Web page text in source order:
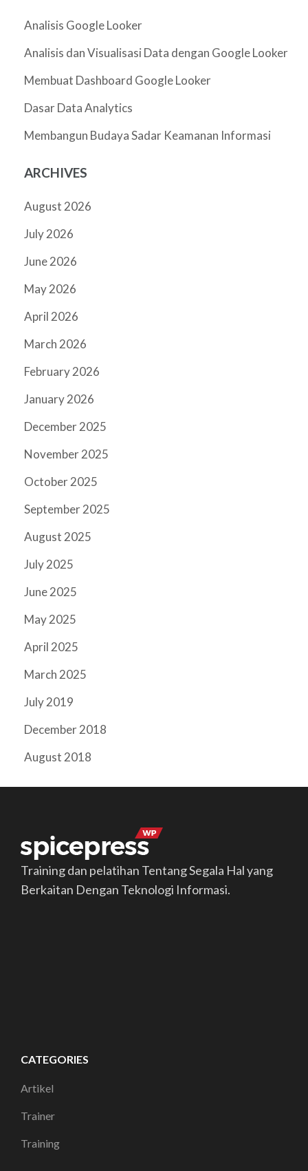
Analisis Google Looker
Analisis dan Visualisasi Data dengan Google Looker
Membuat Dashboard Google Looker
Dasar Data Analytics
Membangun Budaya Sadar Keamanan Informasi
ARCHIVES
August 2026
July 2026
June 2026
May 2026
April 2026
March 2026
February 2026
January 2026
December 2025
November 2025
October 2025
September 2025
August 2025
July 2025
June 2025
May 2025
April 2025
March 2025
July 2019
December 2018
August 2018
Training dan pelatihan Tentang Segala Hal yang
Berkaitan Dengan Teknologi Informasi.
CATEGORIES
Artikel
Trainer
Training